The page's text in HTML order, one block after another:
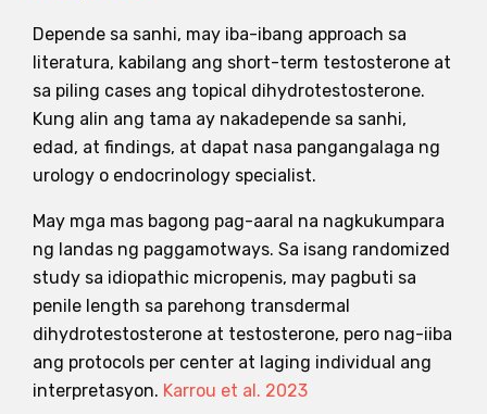
Depende sa sanhi, may iba-ibang approach sa
literatura, kabilang ang short-term testosterone at
sa piling cases ang topical dihydrotestosterone.
Kung alin ang tama ay nakadepende sa sanhi,
edad, at findings, at dapat nasa pangangalaga ng
urology o endocrinology specialist.
May mga mas bagong pag-aaral na nagkukumpara
ng landas ng paggamotways. Sa isang randomized
study sa idiopathic micropenis, may pagbuti sa
penile length sa parehong transdermal
dihydrotestosterone at testosterone, pero nag-iiba
ang protocols per center at laging individual ang
interpretasyon. Karrou et al. 2023